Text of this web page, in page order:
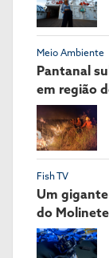
Meio Ambiente
Pantanal
em região
Fish TV
Um
do